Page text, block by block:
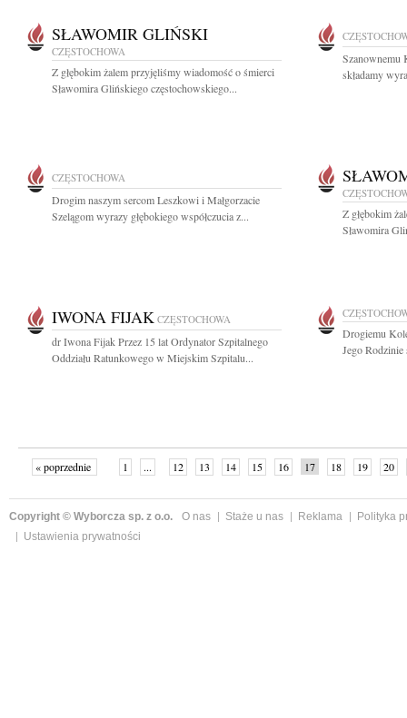
SŁAWOMIR GLIŃSKI
CZĘSTOCHOWA
Z głębokim żalem przyjęliśmy wiadomość o śmierci
Sławomira Glińskiego częstochowskiego...
Szanownemu
składamy
CZĘSTOCHOWA
Drogim naszym sercom Leszkowi i Małgorzacie
Szelągom wyrazy głębokiego współczucia z...
Z głębokim
Sławomira
IWONA FIJAK CZĘSTOCHOWA
dr Iwona Fijak Przez 15 lat Ordynator Szpitalnego
Oddziału Ratunkowego w Miejskim Szpitalu...
Drogiemu
Jego Rodzinie
« poprzednie 1 ... 12 13 14 15 16 17 18 19
20
Copyright © Wyborcza sp. z o.o. O nas Staże u nas Reklama
Polityka
Ustawienia prywatności